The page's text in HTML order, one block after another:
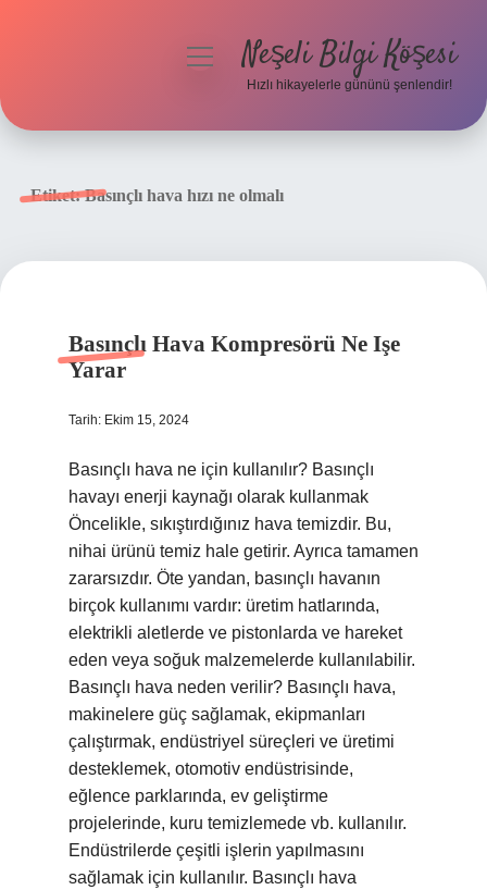
menüyüNeşeli Bilgi Köşesi
Hızlı hikayelerle gününü şenlendir!
Etiket:Basınçlı hava hızı ne olmalı
Basınçlı Hava Kompresörü Ne Işe
Yarar
Tarih: Ekim 15, 2024
Basınçlı hava ne için kullanılır? Basınçlı
havayı enerji kaynağı olarak kullanmak
Öncelikle, sıkıştırdığınız hava temizdir. Bu,
nihai ürünü temiz hale getirir. Ayrıca tamamen
zararsızdır. Öte yandan, basınçlı havanın
birçok kullanımı vardır: üretim hatlarında,
elektrikli aletlerde ve pistonlarda ve hareket
eden veya soğuk malzemelerde kullanılabilir.
Basınçlı hava neden verilir? Basınçlı hava,
makinelere güç sağlamak, ekipmanları
çalıştırmak, endüstriyel süreçleri ve üretimi
desteklemek, otomotiv endüstrisinde,
eğlence parklarında, ev geliştirme
projelerinde, kuru temizlemede vb. kullanılır.
Endüstrilerde çeşitli işlerin yapılmasını
sağlamak için kullanılır. Basınçlı hava